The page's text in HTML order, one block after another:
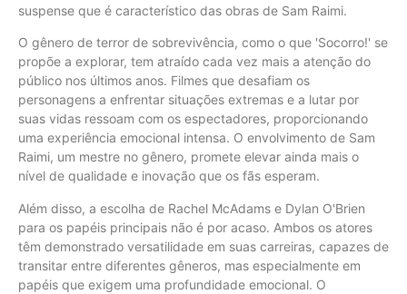
suspense que é característico das obras de Sam Raimi.
O gênero de terror de sobrevivência, como o que 'Socorro!' se
propõe a explorar, tem atraído cada vez mais a atenção do
público nos últimos anos. Filmes que desafiam os
personagens a enfrentar situações extremas e a lutar por
suas vidas ressoam com os espectadores, proporcionando
uma experiência emocional intensa. O envolvimento de Sam
Raimi, um mestre no gênero, promete elevar ainda mais o
nível de qualidade e inovação que os fãs esperam.
Além disso, a escolha de Rachel McAdams e Dylan O'Brien
para os papéis principais não é por acaso. Ambos os atores
têm demonstrado versatilidade em suas carreiras, capazes de
transitar entre diferentes gêneros, mas especialmente em
papéis que exigem uma profundidade emocional. O